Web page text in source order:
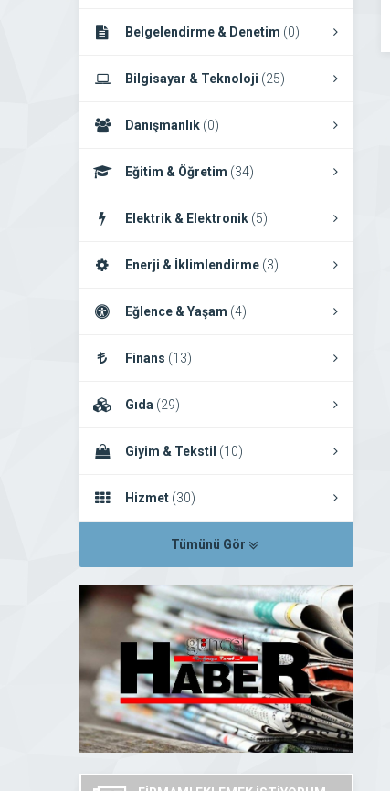
Belgelendirme & Denetim (0)
Bilgisayar & Teknoloji (25)
Danışmanlık (0)
Eğitim & Öğretim (34)
Elektrik & Elektronik (5)
Enerji & İklimlendirme (3)
Eğlence & Yaşam (4)
Finans (13)
Gıda (29)
Giyim & Tekstil (10)
Hizmet (30)
Tümünü Gör